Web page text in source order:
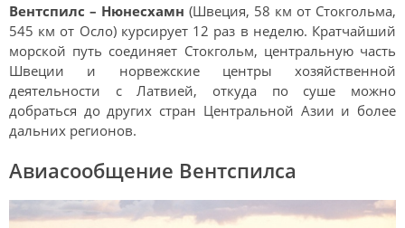
Вентспилс – Нюнесхамн (Швеция, 58 км от Стокгольма,
545 км от Осло) курсирует 12 раз в неделю. Кратчайший
морской путь соединяет Стокгольм, центральную часть
Швеции и норвежские центры хозяйственной
деятельности с Латвией, откуда по суше можно
добраться до других стран Центральной Азии и более
дальних регионов.
Авиасообщение Вентспилса